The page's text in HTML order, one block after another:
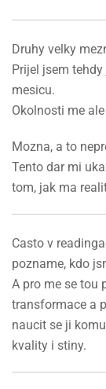
Druhy velky
Prijel jsem
mesicu.
Okolnosti me
Mozna, a to
Tento dar mi
tom, jak ma
Casto v
pozname, kdo
A pro me se tou
transformace a
naucit se ji
kvality i stiny.